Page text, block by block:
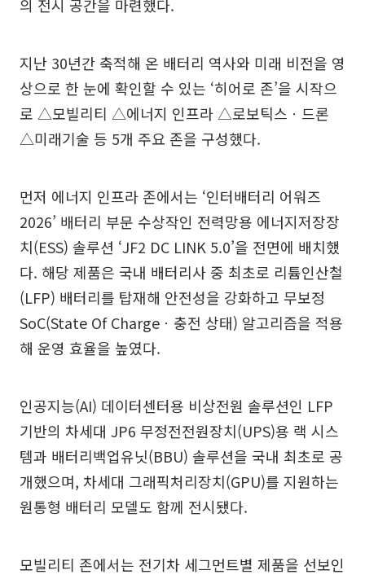
의 전시 공간을 마련했다.
지난 30년간 축적해 온 배터리 역사와 미래 비전을 영
상으로 한 눈에 확인할 수 있는 ‘히어로 존’을 시작으
로 △모빌리티 △에너지 인프라 △로보틱스ㆍ드론
△미래기술 등 5개 주요 존을 구성했다.
먼저 에너지 인프라 존에서는 ‘인터배터리 어워즈
2026’ 배터리 부문 수상작인 전력망용 에너지저장장
치(ESS) 솔루션 ‘JF2 DC LINK 5.0’을 전면에 배치했
다. 해당 제품은 국내 배터리사 중 최초로 리튬인산철
(LFP) 배터리를 탑재해 안전성을 강화하고 무보정
SoC(State Of Chargeㆍ충전 상태) 알고리즘을 적용
해 운영 효율을 높였다.
인공지능(AI) 데이터센터용 비상전원 솔루션인 LFP
기반의 차세대 JP6 무정전전원장치(UPS)용 랙 시스
템과 배터리백업유닛(BBU) 솔루션을 국내 최초로 공
개했으며, 차세대 그래픽처리장치(GPU)를 지원하는
원통형 배터리 모델도 함께 전시됐다.
모빌리티 존에서는 전기차 세그먼트별 제품을 선보인